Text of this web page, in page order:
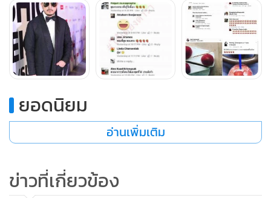
ยอดนิยม
อ่านเพิ่มเติม
ข่าวที่เกี่ยวข้อง